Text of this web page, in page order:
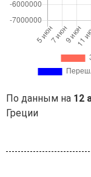
По данным на 12
Греции